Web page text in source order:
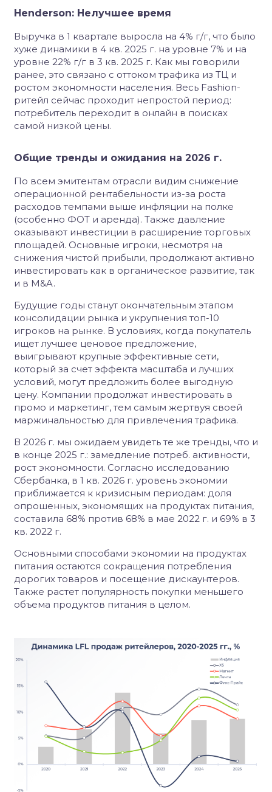
Henderson: Нелучшее время
Выручка в 1 квартале выросла на 4% г/г, что было
хуже динамики в 4 кв. 2025 г. на уровне 7% и на
уровне 22% г/г в 3 кв. 2025 г. Как мы говорили
ранее, это связано с оттоком трафика из ТЦ и
ростом экономности населения. Весь Fashion-
ритейл сейчас проходит непростой период:
потребитель переходит в онлайн в поисках
самой низкой цены.
Общие тренды и ожидания на 2026 г.
По всем эмитентам отрасли видим снижение
операционной рентабельности из-за роста
расходов темпами выше инфляции на полке
(особенно ФОТ и аренда). Также давление
оказывают инвестиции в расширение торговых
площадей. Основные игроки, несмотря на
снижения чистой прибыли, продолжают активно
инвестировать как в органическое развитие, так
и в M&A.
Будущие годы станут окончательным этапом
консолидации рынка и укрупнения топ-10
игроков на рынке. В условиях, когда покупатель
ищет лучшее ценовое предложение,
выигрывают крупные эффективные сети,
который за счет эффекта масштаба и лучших
условий, могут предложить более выгодную
цену. Компании продолжат инвестировать в
промо и маркетинг, тем самым жертвуя своей
маржинальностью для привлечения трафика.
В 2026 г. мы ожидаем увидеть те же тренды, что и
в конце 2025 г.: замедление потреб. активности,
рост экономности. Согласно исследованию
Сбербанка, в 1 кв. 2026 г. уровень экономии
приближается к кризисным периодам: доля
опрошенных, экономящих на продуктах питания,
составила 68% против 68% в мае 2022 г. и 69% в 3
кв. 2022 г.
Основными способами экономии на продуктах
питания остаются сокращения потребления
дорогих товаров и посещение дискаунтеров.
Также растет популярность покупки меньшего
объема продуктов питания в целом.